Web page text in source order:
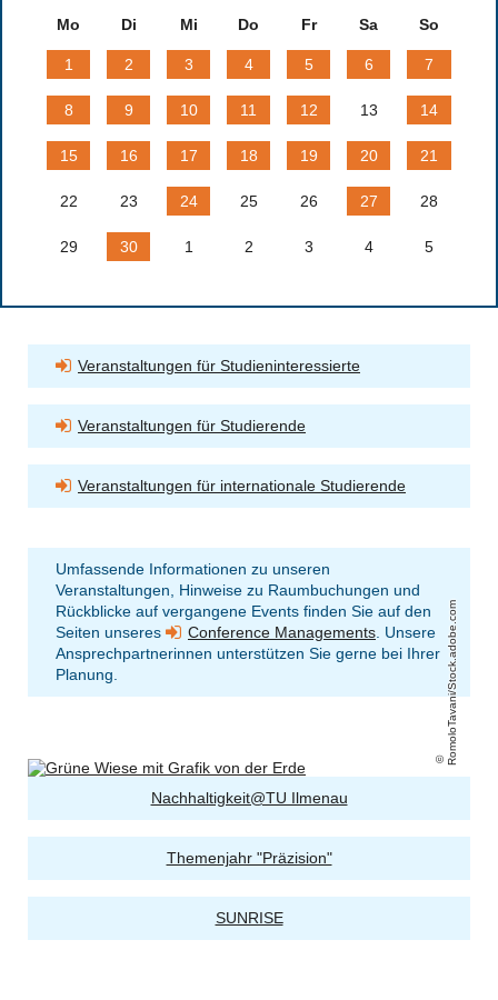
Mo Di Mi Do Fr Sa So
1 2 3 4 5 6 7
8 9 10 11 12 13 14
15 16 17 18 19 20 21
22 23 24 25 26 27 28
29 30 1 2 3 4 5
Veranstaltungen für Studieninteressierte
Veranstaltungen für Studierende
Veranstaltungen für internationale Studierende
Umfassende Informationen zu unseren
Veranstaltungen, Hinweise zu Raumbuchungen und
Rückblicke auf vergangene Events finden Sie auf den
Seiten unseres
Conference Managements . Unsere
Ansprechpartnerinnen unterstützen Sie gerne bei Ihrer
Planung.
RomoloTavani/Stock.adobe.com
Nachhaltigkeit@TU Ilmenau
Themenjahr "Präzision"
SUNRISE